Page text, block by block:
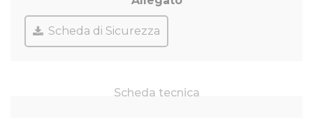
Scheda di Sicurezza
Scheda tecnica